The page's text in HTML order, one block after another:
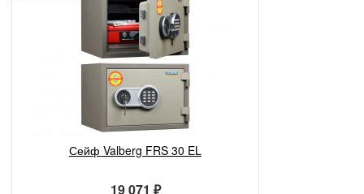
Сейф Valberg FRS 30 EL
19 071 ₽